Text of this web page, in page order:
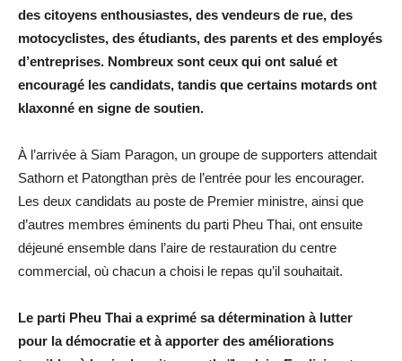
des citoyens enthousiastes, des vendeurs de rue, des
motocyclistes, des étudiants, des parents et des employés
d’entreprises. Nombreux sont ceux qui ont salué et
encouragé les candidats, tandis que certains motards ont
klaxonné en signe de soutien.
À l’arrivée à Siam Paragon, un groupe de supporters attendait
Sathorn et Patongthan près de l’entrée pour les encourager.
Les deux candidats au poste de Premier ministre, ainsi que
d’autres membres éminents du parti Pheu Thai, ont ensuite
déjeuné ensemble dans l’aire de restauration du centre
commercial, où chacun a choisi le repas qu’il souhaitait.
Le parti Pheu Thai a exprimé sa détermination à lutter
pour la démocratie et à apporter des améliorations